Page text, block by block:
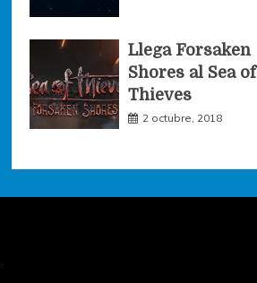
Llega Forsaken
Shores al Sea of
Thieves
2 octubre, 2018